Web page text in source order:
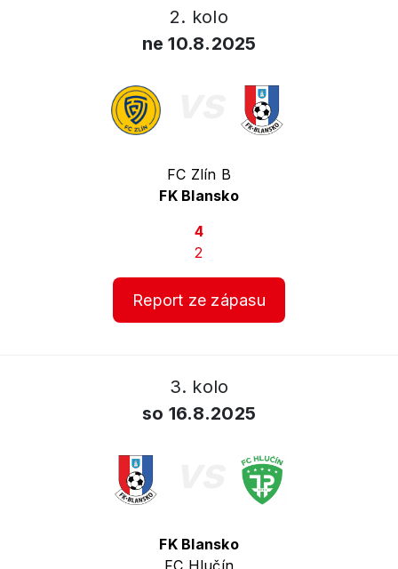
2. kolo
ne 10.8.2025
FC Zlín B
FK Blansko
4
2
Report ze zápasu
3. kolo
so 16.8.2025
FK Blansko
FC Hlučín